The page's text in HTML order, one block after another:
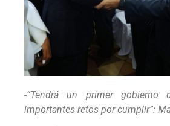
-“Tendrá un primer gobierno
importantes retos por cumplir”: